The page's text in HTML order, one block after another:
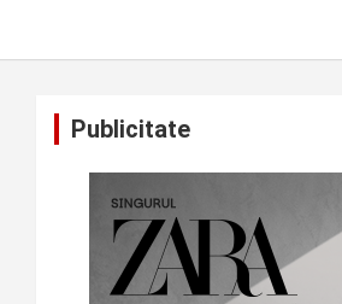
Publicitate